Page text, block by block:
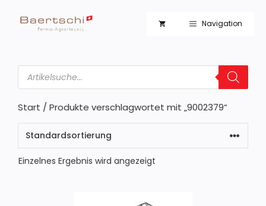
Inhalt
Navigation
Products
search
Start / Produkte verschlagwortet mit „9002379“
Einzelnes Ergebnis wird angezeigt